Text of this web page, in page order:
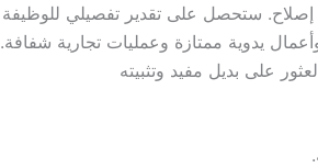
ستحصل على تقدير تفصيلي للوظيفة
يدوية ممتازة وعمليات تجارية شفافة.
على بديل مفيد وتثبيته